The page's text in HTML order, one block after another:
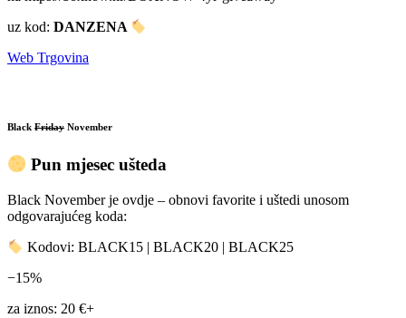
uz kod: DANZENA
Web Trgovina
Black Friday November
Pun mjesec ušteda
Black November je ovdje – obnovi favorite i uštedi unosom
odgovarajućeg koda:
Kodovi: BLACK15 | BLACK20 | BLACK25
−15%
za iznos: 20 €+